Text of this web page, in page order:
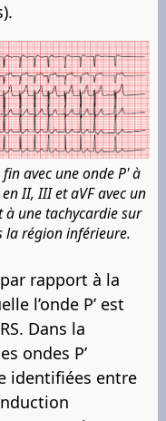
avec une onde P' à
II, III et aVF avec un
à une tachycardie sur
la région inférieure.
rapport à la
l’onde P’ est
Dans la
ondes P’
identifiées entre